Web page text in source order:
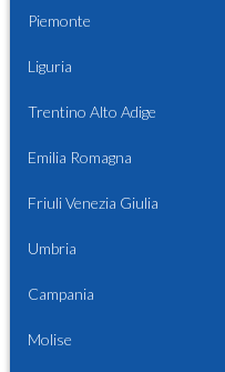
Piemonte
Liguria
Trentino Alto Adige
Emilia Romagna
Friuli Venezia Giulia
Umbria
Campania
Molise